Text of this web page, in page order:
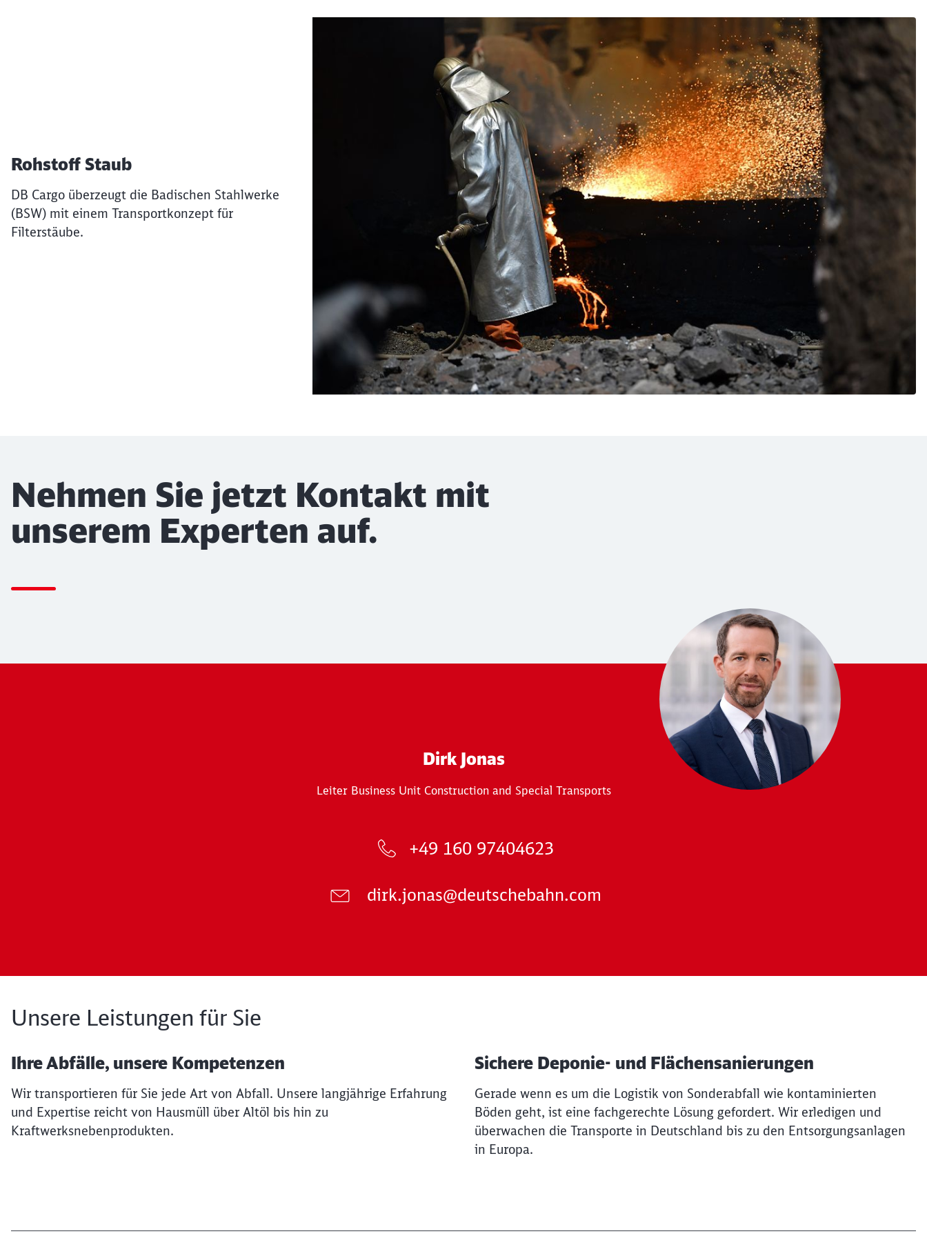
Rückruf
Rohstoff Staub
DB Cargo überzeugt die Badischen Stahlwerke
(BSW) mit einem Transportkonzept für
Filterstäube.
Nehmen Sie jetzt Kontakt mit
unserem Experten auf.
Dirk Jonas
Leiter Business Unit Construction and Special Transports
+49 160 97404623
dirk.jonas@deutschebahn.com
Unsere Leistungen für Sie
Ihre Abfälle, unsere Kompetenzen
Wir transportieren für Sie jede Art von Abfall. Unsere langjährige Erfahrung
und Expertise reicht von Hausmüll über Altöl bis hin zu
Kraftwerksnebenprodukten.
Sichere Deponie- und Flächensanierungen
Gerade wenn es um die Logistik von Sonderabfall wie kontaminierten
Böden geht, ist eine fachgerechte Lösung gefordert. Wir erledigen und
überwachen die Transporte in Deutschland bis zu den Entsorgungsanlagen
in Europa.
Abbrechen